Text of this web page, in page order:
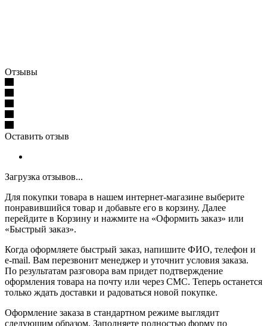
Отзывы
Оставить отзыв
Загрузка отзывов...
Для покупки товара в нашем интернет-магазине выберите
понравившийся товар и добавьте его в корзину. Далее
перейдите в Корзину и нажмите на «Оформить заказ» или
«Быстрый заказ».
Когда оформляете быстрый заказ, напишите ФИО, телефон и
e-mail. Вам перезвонит менеджер и уточнит условия заказа.
По результатам разговора вам придет подтверждение
оформления товара на почту или через СМС. Теперь останется
только ждать доставки и радоваться новой покупке.
Оформление заказа в стандартном режиме выглядит
следующим образом. Заполняете полностью форму по